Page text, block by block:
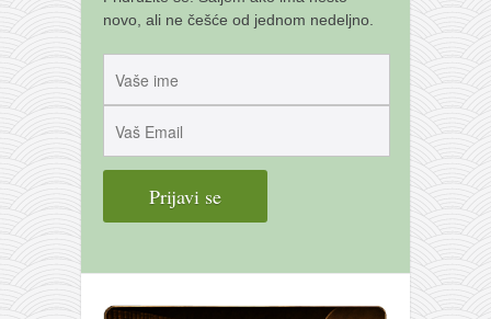
novo, ali ne češće od jednom nedeljno.